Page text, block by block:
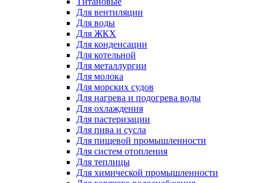
Для вентиляции
Для воды
Для ЖКХ
Для конденсации
Для котельной
Для металлургии
Для молока
Для морских судов
Для нагрева и подогрева воды
Для охлаждения
Для пастеризации
Для пива и сусла
Для пищевой промышленности
Для систем отопления
Для теплицы
Для химической промышленности